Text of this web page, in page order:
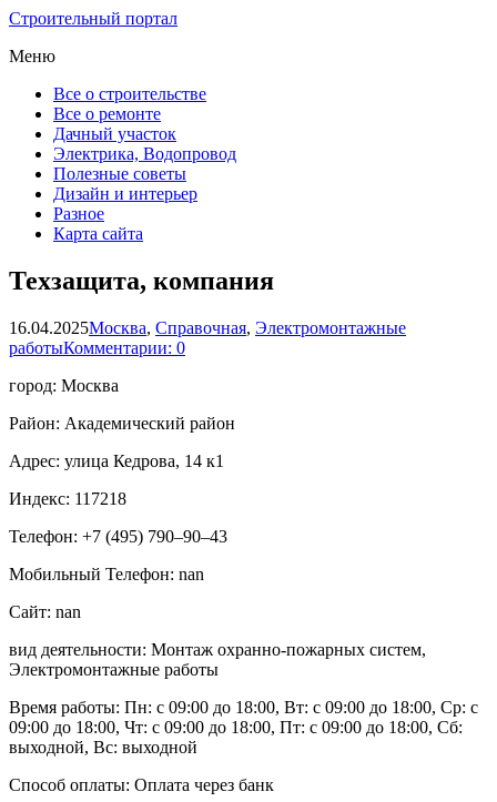
Строительный портал
Меню
Все о строительстве
Все о ремонте
Дачный участок
Электрика, Водопровод
Полезные советы
Дизайн и интерьер
Разное
Карта сайта
Техзащита, компания
16.04.2025Москва, Справочная, Электромонтажные
работыКомментарии: 0
город: Москва
Район: Академический район
Адрес: улица Кедрова, 14 к1
Индекс: 117218
Телефон: +7 (495) 790‒90‒43
Мобильный Телефон: nan
Сайт: nan
вид деятельности: Монтаж охранно-пожарных систем,
Электромонтажные работы
Время работы: Пн: с 09:00 до 18:00, Вт: с 09:00 до 18:00, Ср: с
09:00 до 18:00, Чт: с 09:00 до 18:00, Пт: с 09:00 до 18:00, Сб:
выходной, Вс: выходной
Способ оплаты: Оплата через банк